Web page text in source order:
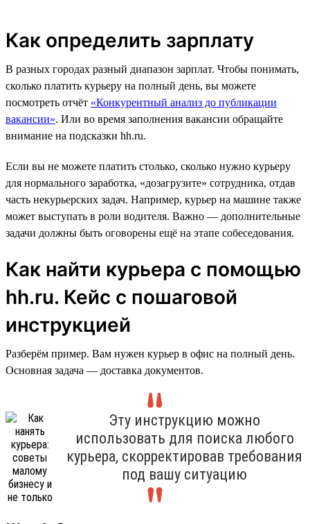
Как определить зарплату
В разных городах разный диапазон зарплат. Чтобы понимать,
сколько платить курьеру на полный день, вы можете
посмотреть отчёт «Конкурентный анализ до публикации
вакансии». Или во время заполнения вакансии обращайте
внимание на подсказки hh.ru.
Если вы не можете платить столько, сколько нужно курьеру
для нормального заработка, «дозагрузите» сотрудника, отдав
часть некурьерских задач. Например, курьер на машине также
может выступать в роли водителя. Важно — дополнительные
задачи должны быть оговорены ещё на этапе собеседования.
Как найти курьера с помощью
hh.ru. Кейс с пошаговой
инструкцией
Разберём пример. Вам нужен курьер в офис на полный день.
Основная задача — доставка документов.
Эту инструкцию можно
использовать для поиска любого
курьера, скорректировав требования
под вашу ситуацию